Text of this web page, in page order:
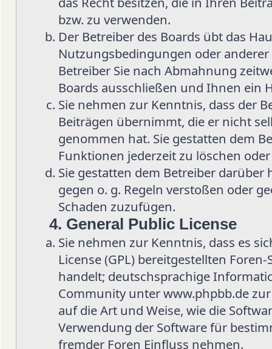
bzw. zu verwenden.
Der Betreiber des Boards übt das
Nutzungsbedingungen oder
Betreiber Sie nach Abmahnung
Boards ausschließen und Ihnen ein
Sie nehmen zur Kenntnis, dass der
Beiträgen übernimmt, die er nicht
genommen hat. Sie gestatten dem
Funktionen jederzeit zu löschen
Sie gestatten dem Betreiber
gegen o. g. Regeln verstoßen oder
Schaden zuzufügen.
4. General Public License
Sie nehmen zur Kenntnis, dass es
License (GPL) bereitgestellten
handelt; deutschsprachige
Community unter www.phpbb.de
auf die Art und Weise, wie die
Verwendung der Software für
fremder Foren Einfluss nehmen.